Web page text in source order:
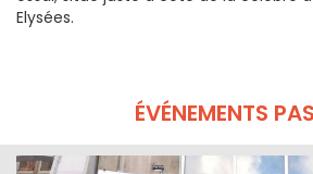
Elysées.
ÉVÉNEMENTS